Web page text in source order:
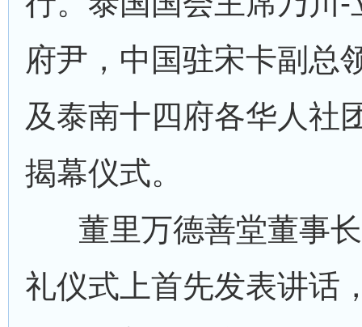
府尹，中国驻宋卡副总
及泰南十四府各华人社
揭幕仪式。
董里万德善堂董事
礼仪式上首先发表讲话